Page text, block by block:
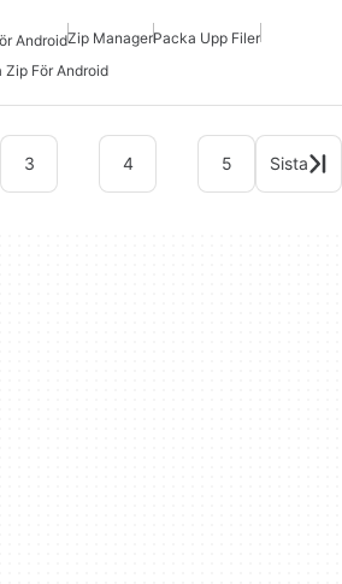
AndroidZip ManagerPacka Upp Filer
Zip För Android
3 4 5 Sista